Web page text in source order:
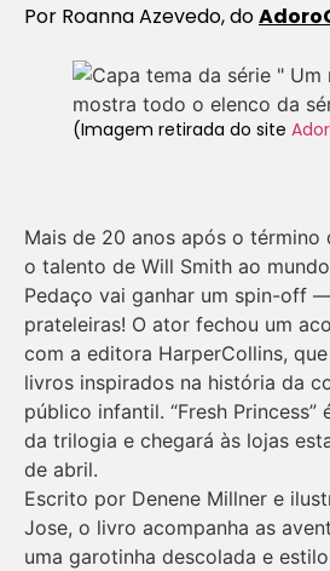
Por Roanna Azevedo, do
(Imagem retirada do site
Mais de 20 anos após o término
o talento de Will Smith ao
Pedaço vai ganhar um spin-off
prateleiras! O ator fechou um
com a editora HarperCollins,
livros inspirados na história da
público infantil. “Fresh
da trilogia e chegará às lojas
de abril.
Escrito por Denene Millner e
Jose, o livro acompanha as
uma garotinha descolada e